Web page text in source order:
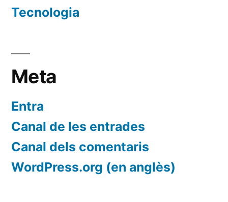
Tecnologia
Meta
Entra
Canal de les entrades
Canal dels comentaris
WordPress.org (en anglès)